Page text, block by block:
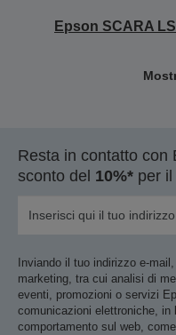
Epson SCARA
Resta in contatto con
sconto del 10%* per
Inviando il tuo indirizzo e-
marketing, tra cui analisi di
eventi, promozioni o servizi
comunicazioni elettroniche, in
comportamento sul web,